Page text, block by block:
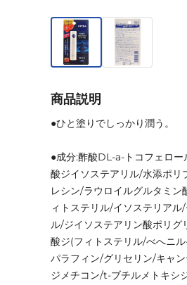
商品説明
●ひと塗りでしっかり潤う。
●成分:酢酸DL-a-トコフェロ
酸ジイソステアリル/水添ポリ
レシン/ラウロイルグルタミ
ィトステリル/イソステリア
ル/ジイソステアリン酸ポリ
酸ジ(フィトステリル/べへニ
パラフィン/グリセリン/キャ
ジメチコン/t-ブチルメトキシ